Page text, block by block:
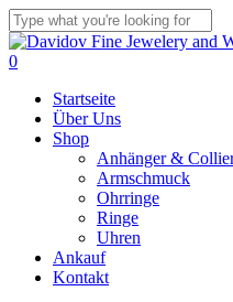
Skip
to
main
Close
Search
search
0
Startseite
Über Uns
Shop
Anhänger &
Armschmuck
Ohrringe
Ringe
Uhren
Ankauf
Kontakt